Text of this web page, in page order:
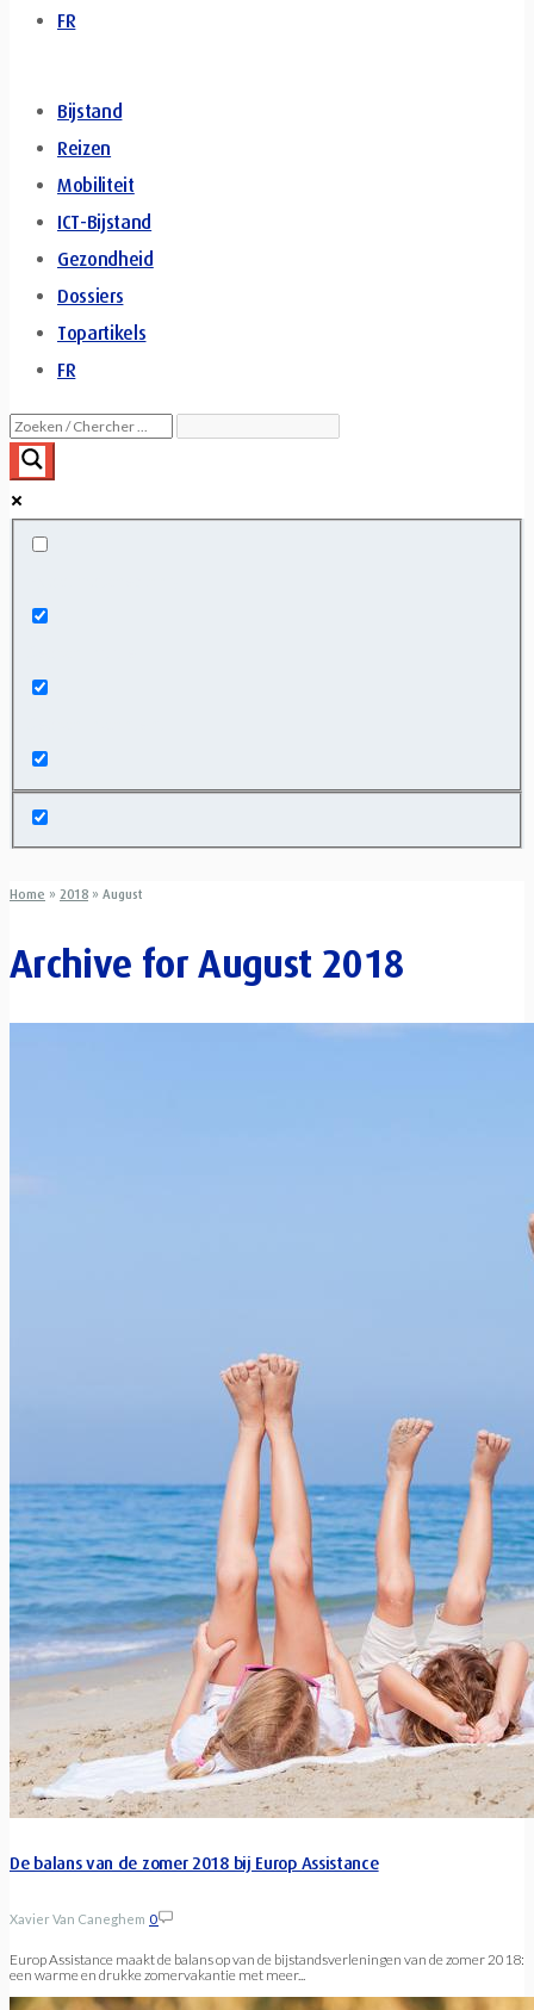
FR
Bijstand
Reizen
Mobiliteit
ICT-Bijstand
Gezondheid
Dossiers
Topartikels
FR
Home » 2018 » August
Archive forAugust 2018
De balans van de zomer 2018 bij Europ Assistance
Xavier Van Caneghem 0
Europ Assistance maakt de balans op van de bijstandsverleningen van de zomer 2018:
een warme en drukke zomervakantie met meer...